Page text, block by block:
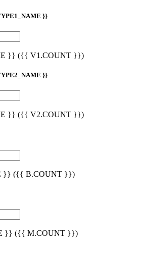
}}
}} ({{ V1.COUNT }})
}}
}} ({{ V2.COUNT }})
}} ({{ B.COUNT }})
}} ({{ M.COUNT }})